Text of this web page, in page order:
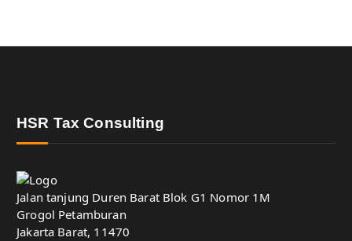
HSR Tax Consulting
Jalan tanjung Duren Barat Blok G1 Nomor 1M
Grogol Petamburan
Jakarta Barat, 11470